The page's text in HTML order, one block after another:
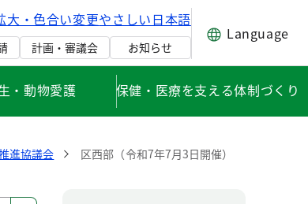
大・色合い変更やさしい日本語
計画・審議会 お知らせ
Language
・動物愛護 保健・医療を支える体制づくり
進協議会 区西部（令和7年7月3日開催）